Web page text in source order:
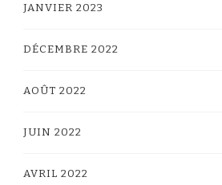
JANVIER 2023
DÉCEMBRE 2022
AOÛT 2022
JUIN 2022
AVRIL 2022